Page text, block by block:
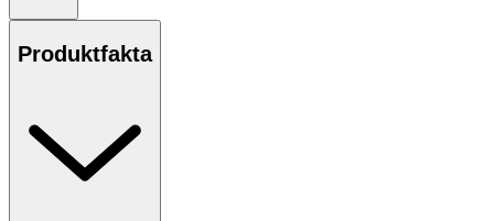
Produktfakta